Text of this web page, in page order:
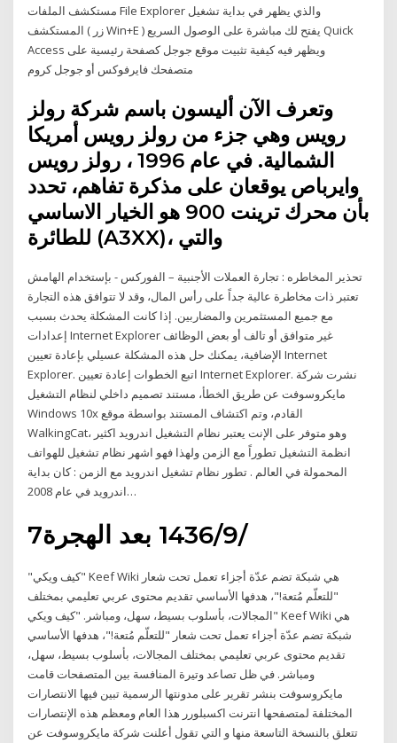
مستكشف الملفات File Explorer والذي يظهر في بداية تشغيل
المستكشف ( زر Win+E ) يفتح لك مباشرة على الوصول السريع Quick
Access ويظهر فيه كيفية تثبيت موقع جوجل كصفحة رئيسية على
متصفحك فايرفوكس أو جوجل كروم
وتعرف الآن أليسون باسم شركة رولز
رويس وهي جزء من رولز رويس أمريكا
الشمالية. في عام 1996 ، رولز رويس
وايرباص يوقعان على مذكرة تفاهم، تحدد
بأن محرك ترينت 900 هو الخيار الاساسي
للطائرة (A3XX)، والتي
تحذير المخاطره : تجارة العملات الأجنبية – الفوركس - بإستخدام الهامش
تعتبر ذات مخاطرة عالية جداً على رأس المال، وقد لا تتوافق هذه التجارة
مع جميع المستثمرين والمضاربين. إذا كانت المشكلة يحدث بسبب
إعدادات Internet Explorer غير متوافق أو تالف أو بعض الوظائف
الإضافية، يمكنك حل هذه المشكلة عسيلي بإعادة تعيين Internet
Explorer. اتبع الخطوات إعادة تعيين Internet Explorer. نشرت شركة
مايكروسوفت عن طريق الخطأ، مستند تصميم داخلي لنظام التشغيل
Windows 10x القادم، وتم اكتشاف المستند بواسطة موقع
WalkingCat، وهو متوفر على الإنت يعتبر نظام التشغيل اندرويد اكثير
انظمة التشغيل تطوراً مع الزمن ولهذا فهو اشهر نظام تشغيل للهواتف
المحمولة في العالم . تطور نظام تشغيل اندرويد مع الزمن : كان بداية
اندرويد في عام 2008…
7‏‏/9‏‏/1436 بعد الهجرة
"كيف ويكي" Keef Wiki هي شبكة تضم عدّة أجزاء تعمل تحت شعار
"للتعلّم مُتعة!"، هدفها الأساسي تقديم محتوى عربي تعليمي بمختلف
المجالات، بأسلوب بسيط، سهل، ومباشر. "كيف ويكي" Keef Wiki هي
شبكة تضم عدّة أجزاء تعمل تحت شعار "للتعلّم مُتعة!"، هدفها الأساسي
تقديم محتوى عربي تعليمي بمختلف المجالات، بأسلوب بسيط، سهل،
ومباشر. في ظل تصاعد وتيرة المنافسة بين المتصفحات قامت
مايكروسوفت بنشر تقرير على مدونتها الرسمية تبين فيها الانتصارات
المختلفة لمتصفحها انترنت اكسبلورر هذا العام ومعظم هذه الإنتصارات
تتعلق بالنسخة التاسعة منها و التي تقول أعلنت شركة مايكروسوفت عن